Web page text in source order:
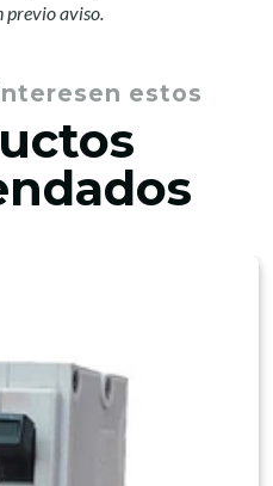
previo aviso.
estos